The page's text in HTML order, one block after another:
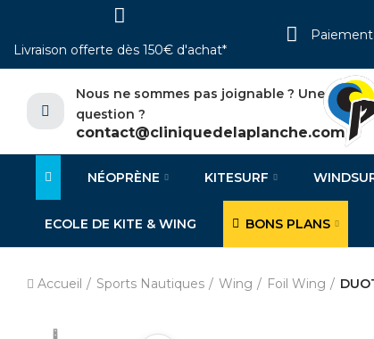
Livraison offerte dès 150€ d'achat*
Nous ne sommes pas joignable ? Une
question ?
contact@cliniquedelaplanche.com
NÉOPRÈNE KITESURF
ECOLE DE KITE & WING BONS PLANS
Accueil Sports Nautiques Wing Foil Wing